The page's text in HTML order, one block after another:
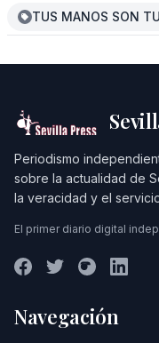
TUS MANOS SON
Periodismo
sobre la actualidad de
la veracidad y el
El primer diario digital
Navegación